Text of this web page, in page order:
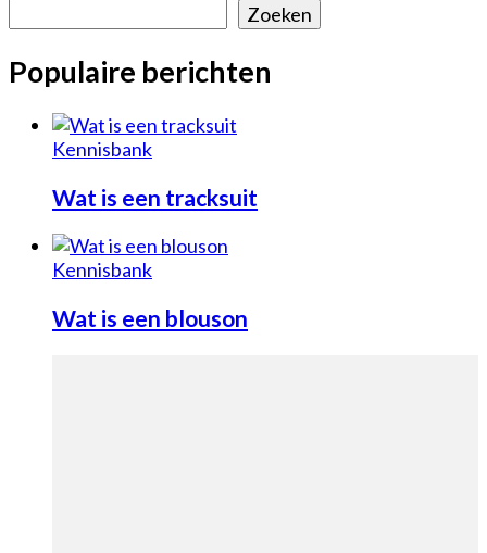
Zoeken
Populaire berichten
Kennisbank
Wat is een tracksuit
Kennisbank
Wat is een blouson